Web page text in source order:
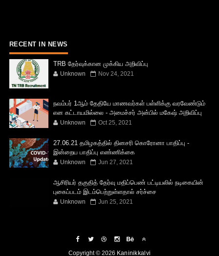
RECENT IN NEWS
TRB தேர்வுக்கான முக்கிய அறிவிப்பு
Unknown Nov 24, 2021
நவம்பர் 1ஆம் தேதியே மாணவர்கள் பள்ளிக்கு வரவேண்டும்
என கட்டாயமில்லை - அமைச்சர் அன்பில் மகேஷ் அறிவிப்பு
Unknown Oct 25, 2021
27.06.21 தமிழகத்தில் தினசரி கொரோனா பாதிப்பு -
இன்றைய பாதிப்பு எண்ணிக்கை
Unknown Jun 27, 2021
ஆசிரியர் தகுதித் தேர்வு மதிப்பெண் பட்டியலில் நடிகையின்
புகைப்படம் இடம்பெற்றுள்ளதால் சர்ச்சை
Unknown Jun 25, 2021
Copyright © 2026 Kaninikkalvi